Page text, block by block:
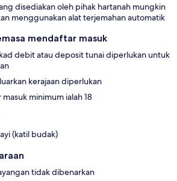
disediakan oleh pihak hartanah mungkin
menggunakan alat terjemahan automatik
mendaftar masuk
debit atau deposit tunai diperlukan untuk
kerajaan diperlukan
minimum ialah 18
(katil budak)
tidak dibenarkan